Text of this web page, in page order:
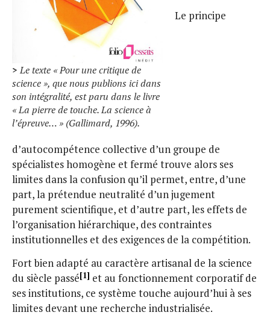
>Le texte « Pour une critique de
science », que nous publions ici dans
son intégralité, est paru dans le livre
« La pierre de touche. La science à
l’épreuve… » (Gallimard, 1996).
Le principe
d’autocompétence collective d’un groupe de
spécialistes homogène et fermé trouve alors ses
limites dans la confusion qu’il permet, entre, d’une
part, la prétendue neutralité d’un jugement
purement scientifique, et d’autre part, les effets de
l’organisation hiérarchique, des contraintes
institutionnelles et des exigences de la compétition.
Fort bien adapté au caractère artisanal de la science
du siècle passé[1] et au fonctionnement corporatif de
ses institutions, ce système touche aujourd’hui à ses
limites devant une recherche industrialisée.